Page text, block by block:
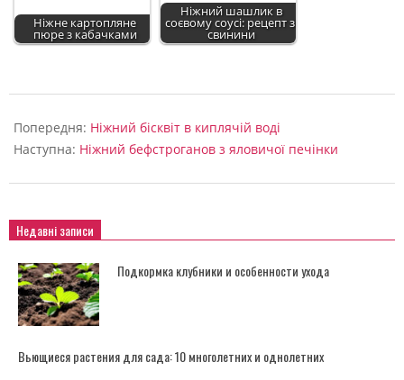
Ніжне картопляне
пюре з кабачками
Ніжний шашлик в
соєвому соусі: рецепт зі
свинини
11-
26
Попередня: Ніжний бісквіт в киплячій воді
Наступна: Ніжний бефстроганов з яловичої печінки
Недавні записи
Подкормка клубники и особенности ухода
Вьющиеся растения для сада: 10 многолетних и однолетних